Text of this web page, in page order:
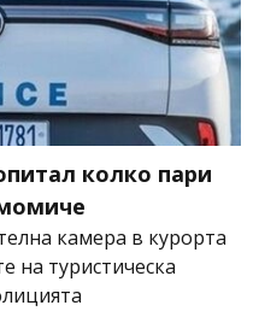
колко пари
камера в курорта
на туристическа